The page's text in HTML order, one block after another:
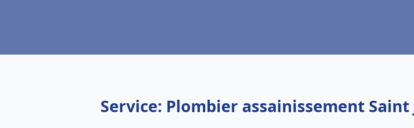
Service: Plombier assainissement Saint